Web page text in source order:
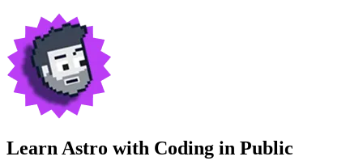
Learn Astro with Coding in Public